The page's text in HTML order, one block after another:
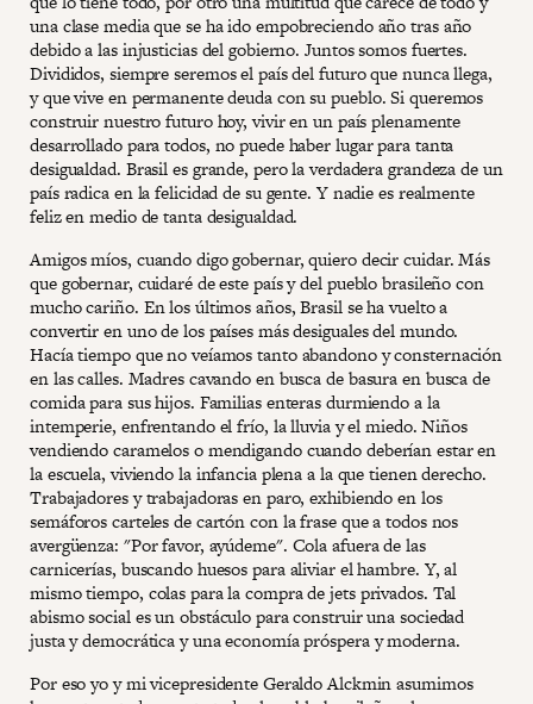
una clase media que se ha ido empobreciendo año tras año
debido a las injusticias del gobierno. Juntos somos fuertes.
Divididos, siempre seremos el país del futuro que nunca llega,
y que vive en permanente deuda con su pueblo. Si queremos
construir nuestro futuro hoy, vivir en un país plenamente
desarrollado para todos, no puede haber lugar para tanta
desigualdad. Brasil es grande, pero la verdadera grandeza de un
país radica en la felicidad de su gente. Y nadie es realmente
feliz en medio de tanta desigualdad.
Amigos míos, cuando digo gobernar, quiero decir cuidar. Más
que gobernar, cuidaré de este país y del pueblo brasileño con
mucho cariño. En los últimos años, Brasil se ha vuelto a
convertir en uno de los países más desiguales del mundo.
Hacía tiempo que no veíamos tanto abandono y consternación
en las calles. Madres cavando en busca de basura en busca de
comida para sus hijos. Familias enteras durmiendo a la
intemperie, enfrentando el frío, la lluvia y el miedo. Niños
vendiendo caramelos o mendigando cuando deberían estar en
la escuela, viviendo la infancia plena a la que tienen derecho.
Trabajadores y trabajadoras en paro, exhibiendo en los
semáforos carteles de cartón con la frase que a todos nos
avergüenza: "Por favor, ayúdeme". Cola afuera de las
carnicerías, buscando huesos para aliviar el hambre. Y, al
mismo tiempo, colas para la compra de jets privados. Tal
abismo social es un obstáculo para construir una sociedad
justa y democrática y una economía próspera y moderna.
Por eso yo y mi vicepresidente Geraldo Alckmin asumimos